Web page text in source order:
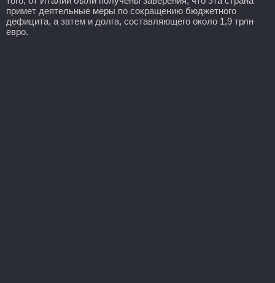
примет деятельные меры по сокращению бюджетного
дефицита, а затем и долга, составляющего около 1,9 трлн
евро.